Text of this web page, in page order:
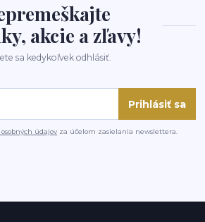
akcie a zľavy!
sa kedykoľvek odhlásiť.
Prihlásiť sa
údajov za účelom zasielania newslettera.